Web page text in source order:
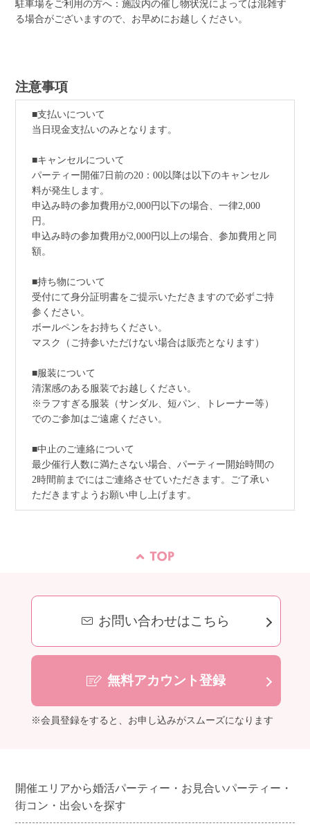
駐車場をご利用の方へ：施設内の催し物状況によっては混雑す
る場合がございますので、お早めにお越しください。
注意事項
■支払いについて
当日現金支払いのみとなります。
■キャンセルについて
パーティー開催7日前の20：00以降は以下のキャンセル
料が発生します。
申込み時の参加費用が2,000円以下の場合、一律2,000
円。
申込み時の参加費用が2,000円以上の場合、参加費用と同
額。
■持ち物について
受付にて身分証明書をご提示いただきますので必ずご持
参ください。
ボールペンをお持ちください。
マスク（ご持参いただけない場合は販売となります）
■服装について
清潔感のある服装でお越しください。
※ラフすぎる服装（サンダル、短パン、トレーナー等）
でのご参加はご遠慮ください。
■中止のご連絡について
最少催行人数に満たさない場合、パーティー開始時間の
2時間前までにはご連絡させていただきます。ご了承い
ただきますようお願い申し上げます。
お問い合わせはこちら
無料アカウント登録
※会員登録をすると、お申し込みがスムーズになります
開催エリアから婚活パーティー・お見合いパーティー・
街コン・出会いを探す